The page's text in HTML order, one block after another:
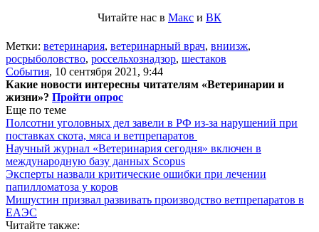
Читайте нас в Макс и ВК
Метки: ветеринария, ветеринарный врач, вниизж,
росрыболовство, россельхознадзор, шестаков
События, 10 сентября 2021, 9:44
Какие новости интересны читателям «Ветеринарии и
жизни»? Пройти опрос
Еще по теме
Полсотни уголовных дел завели в РФ из-за нарушений при
поставках скота, мяса и ветпрепаратов
Научный журнал «Ветеринария сегодня» включен в
международную базу данных Scopus
Эксперты назвали критические ошибки при лечении
папилломатоза у коров
Мишустин призвал развивать производство ветпрепаратов в
ЕАЭС
Читайте также: